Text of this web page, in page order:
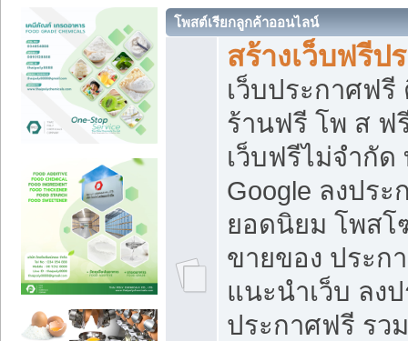
โพสต์เรียกลูกค้าออนไลน์
สร้างเว็บฟรีป
เว็บประกาศฟ
ร้านฟรี โพ ส ฟ
เว็บฟรีไม่จำกัด
Google ลงประ
ยอดนิยม โพส
ขายของ ประก
แนะนำเว็บ ลง
ประกาศฟรี รว